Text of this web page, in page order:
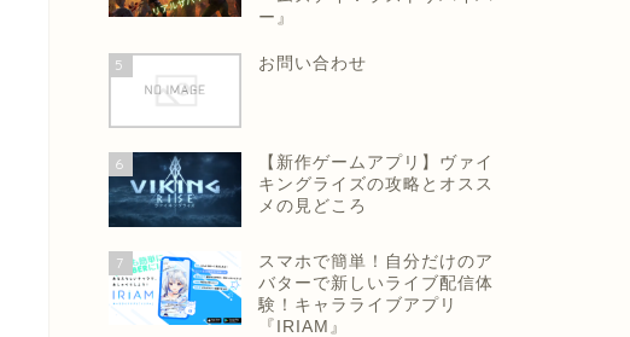
ー』
5 お問い合わせ
6
【新作ゲームアプリ】ヴァイ
キングライズの攻略とオスス
メの見どころ
7
スマホで簡単！自分だけのア
バターで新しいライブ配信体
験！キャラライブアプリ
『IRIAM』